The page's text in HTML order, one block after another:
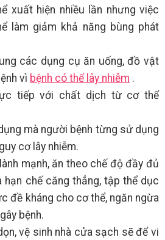
xuất hiện nhiều lần nhưng việc
làm giảm khả năng bùng phát
các dụng cụ ăn uống, đồ vật
vì bệnh có thể lây nhiễm .
tiếp với chất dịch từ cơ thể
mà người bệnh từng sử dụng
cơ lây nhiễm.
mạnh, ăn theo chế độ đầy đủ
hạn chế căng thẳng, tập thể dục
đề kháng cho cơ thể, ngăn ngừa
bệnh.
vệ sinh nhà cửa sạch sẽ để vi